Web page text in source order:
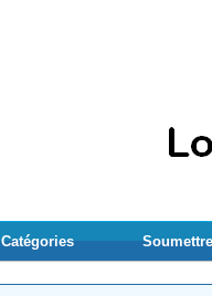
Catégories